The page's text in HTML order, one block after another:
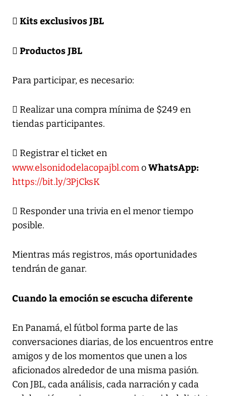
 Kits exclusivos JBL
 Productos JBL
Para participar, es necesario:
 Realizar una compra mínima de $249 en
tiendas participantes.
 Registrar el ticket en
www.elsonidodelacopajbl.comoWhatsApp:
https://bit.ly/3PjCksK
 Responder una trivia en el menor tiempo
posible.
Mientras más registros, más oportunidades
tendrán de ganar.
Cuando la emoción se escucha diferente
En Panamá, el fútbol forma parte de las
conversaciones diarias, de los encuentros entre
amigos y de los momentos que unen a los
aficionados alrededor de una misma pasión.
Con JBL, cada análisis, cada narración y cada